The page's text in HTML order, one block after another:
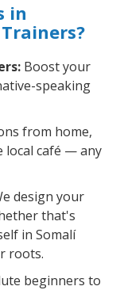
in
Boost your
speaking
from home,
local café — any
design your
that's
in Somalí
roots.
beginners to